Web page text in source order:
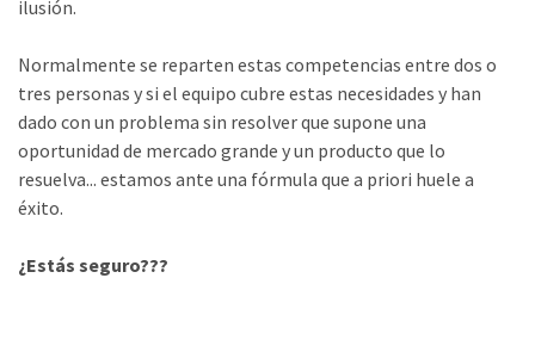
ilusión.
Normalmente se reparten estas competencias entre dos o
tres personas y si el equipo cubre estas necesidades y han
dado con un problema sin resolver que supone una
oportunidad de mercado grande y un producto que lo
resuelva... estamos ante una fórmula que a priori huele a
éxito.
¿Estás seguro???